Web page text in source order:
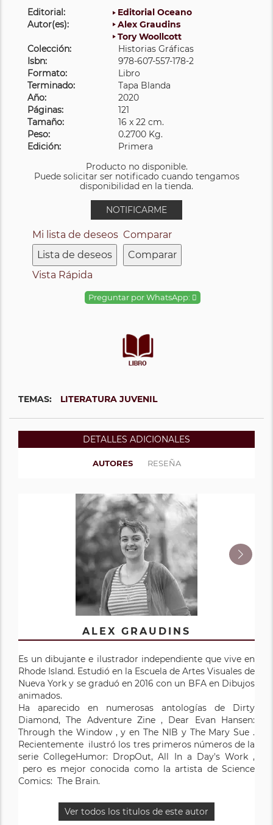
Editorial:
Editorial Oceano
Autor(es):
Alex Graudins
Tory Woollcott
Colección:
Historias Gráficas
Isbn:
978-607-557-178-2
Formato:
Libro
Terminado:
Tapa Blanda
Año:
2020
Páginas:
121
Tamaño:
16 x 22 cm.
Peso:
0.2700 Kg.
Edición:
Primera
Producto no disponible.
Puede solicitar ser notificado cuando tengamos
disponibilidad en la tienda.
NOTIFICARME
Mi lista de deseos
Lista de deseos
Comparar
Comparar
Vista Rápida
Preguntar por WhatsApp:
TEMAS: LITERATURA JUVENIL
DETALLES ADICIONALES
AUTORES RESEÑA
ALEX GRAUDINS
Es un dibujante e ilustrador independiente que vive en
Rhode Island. Estudió en la Escuela de Artes Visuales de
Nueva York y se graduó en 2016 con un BFA en Dibujos
animados.
Ha aparecido en numerosas antologías de Dirty
Diamond, The Adventure Zine , Dear Evan Hansen:
Through the Window , y en The NIB y The Mary Sue .
Recientemente ilustró los tres primeros números de la
serie CollegeHumor: DropOut, All In a Day's Work ,
pero es mejor conocida como la artista de Science
Comics: The Brain.
Ver todos los titulos de este autor
TORY WOOLLCOTT
Es una caricaturista, escritora y educadora y defensora
de la alfabetización que vive en Toronto, Canadá con su
esposo y su perro, una celebridad de Internet menor,
Reginald Barkley. Su primera novela gráfica, Mirror
Mind, fue una memoria autobiográfica sobre crecer
con dislexia. Desde entonces, ha escrito y dibujado
otros cómics autobiográficos, cuentos de hadas para
niños y un drama de audio de ciencia ficción. ¡A Tory le
encantan los cerebros y todas las cosas divertidas que
salen de ellos!